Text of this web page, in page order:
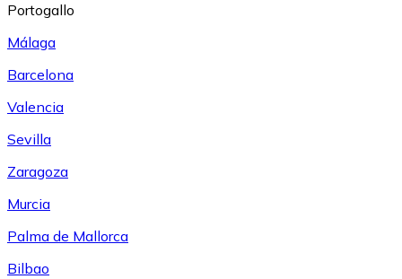
Portogallo
Málaga
Barcelona
Valencia
Sevilla
Zaragoza
Murcia
Palma de Mallorca
Bilbao